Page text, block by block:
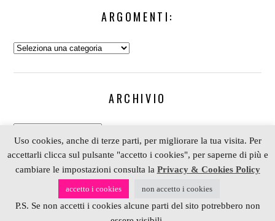
ARGOMENTI:
Argomenti:
ARCHIVIO
Archivio
COPYRIGHT 2006-2023 ALESSIA SCRAP & CRAFT |
PARTNERDEPOSITPHOTOS| P. IVA 01574070098 |
REALIZZATO DA4BLOG.INFO
Uso cookies, anche di terze parti, per migliorare la tua visita. Per
accettarli clicca sul pulsante "accetto i cookies", per saperne di più e
cambiare le impostazioni consulta la Privacy & Cookies Policy
accetto i cookies non accetto i cookies
P.S. Se non accetti i cookies alcune parti del sito potrebbero non